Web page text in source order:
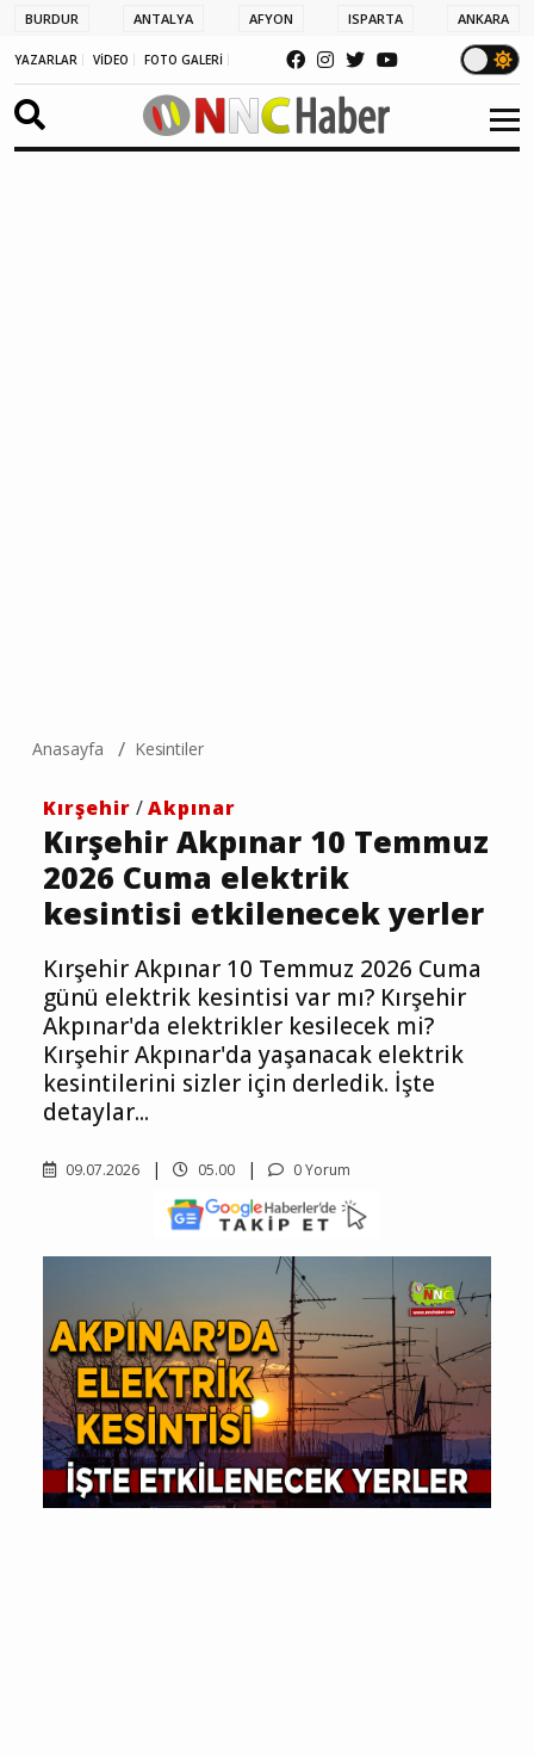
BURDUR ANTALYA AFYON ISPARTA ANKARA
YAZARLAR VİDEO FOTO GALERİ
Anasayfa Kesintiler
Kırşehir /Akpınar
Kırşehir Akpınar 10 Temmuz
2026 Cuma elektrik
kesintisi etkilenecek yerler
Kırşehir Akpınar 10 Temmuz 2026 Cuma
günü elektrik kesintisi var mı? Kırşehir
Akpınar'da elektrikler kesilecek mi?
Kırşehir Akpınar'da yaşanacak elektrik
kesintilerini sizler için derledik. İşte
detaylar...
09.07.2026 05.00 0 Yorum